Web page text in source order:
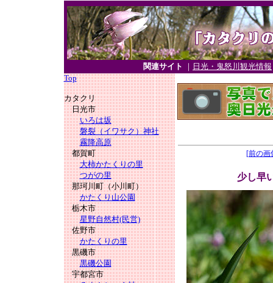
関連サイト ｜ 日光・鬼怒川観光情報
Top
カタクリ
日光市
いろは坂
磐裂（イワサク）神社
霧降高原
都賀町
大柿かたくりの里
つがの里
那珂川町（小川町）
かたくり山公園
栃木市
星野自然村(民営)
佐野市
かたくりの里
黒磯市
黒磯公園
宇都宮市
[前の画
少し早